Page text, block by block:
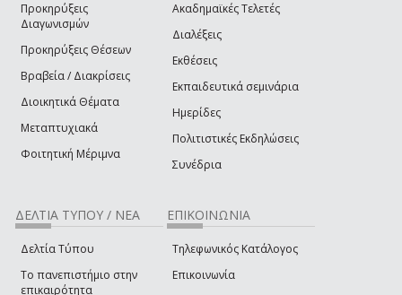
Προκηρύξεις
Διαγωνισμών
Προκηρύξεις Θέσεων
Βραβεία / Διακρίσεις
Διοικητικά Θέματα
Μεταπτυχιακά
Φοιτητική Μέριμνα
Ακαδημαϊκές Τελετές
Διαλέξεις
Εκθέσεις
Εκπαιδευτικά σεμινάρια
Ημερίδες
Πολιτιστικές Εκδηλώσεις
Συνέδρια
ΔΕΛΤΙΑ ΤΥΠΟΥ / ΝΕΑ
Δελτία Τύπου
Το πανεπιστήμιο στην
επικαιρότητα
ΕΠΙΚΟΙΝΩΝΙΑ
Τηλεφωνικός Κατάλογος
Επικοινωνία